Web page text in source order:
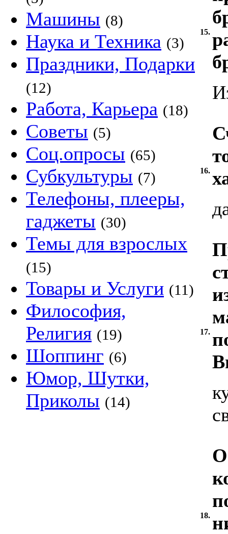
Машины (8)
Наука и Техника (3)
Праздники, Подарки
(12)
Работа, Карьера (18)
Советы (5)
Соц.опросы (65)
Субкультуры (7)
Телефоны, плееры,
гаджеты (30)
Темы для взрослых
(15)
Товары и Услуги (11)
Философия,
Религия (19)
Шоппинг (6)
Юмор, Шутки,
Приколы (14)
15.
16.
17.
18.